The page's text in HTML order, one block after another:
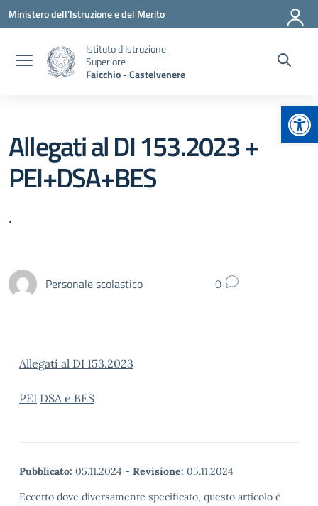
Vai ai contenuti
Vai al menu di navigazione
Vai al footer
Ministero dell'Istruzione e del Merito
Istituto d'Istruzione
Superiore
Faicchio - Castelvenere
Allegati al DI 153.2023 +
PEI+DSA+BES
.
Personale scolastico 0
Allegati al DI 153.2023
PEI DSA e BES
Pubblicato: 05.11.2024 - Revisione: 05.11.2024
Eccetto dove diversamente specificato, questo articolo è